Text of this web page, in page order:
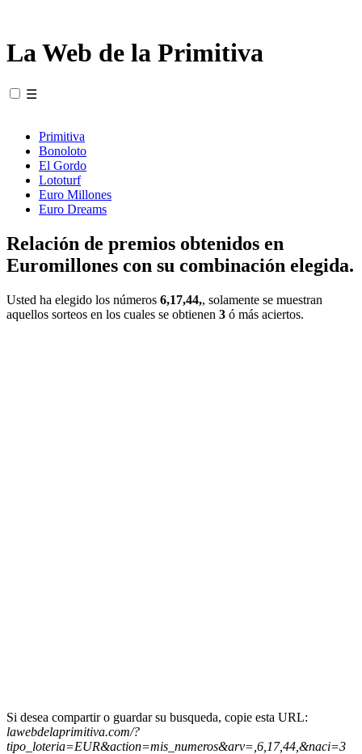
La Web de la Primitiva
☰
Primitiva
Bonoloto
El Gordo
Lototurf
Euro Millones
Euro Dreams
Relación de premios obtenidos en
Euromillones con su combinación elegida.
Usted ha elegido los números 6,17,44,, solamente se muestran
aquellos sorteos en los cuales se obtienen 3 ó más aciertos.
Si desea compartir o guardar su busqueda, copie esta URL:
lawebdelaprimitiva.com/?
tipo_loteria=EUR&action=mis_numeros&arv=,6,17,44,&naci=3